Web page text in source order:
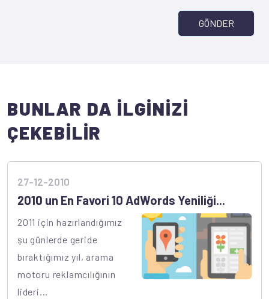
GÖNDER
BUNLAR DA İLGİNİZİ
ÇEKEBİLİR
27-12-2010
2010 un En Favori 10 AdWords Yeniliği...
2011 için hazırlandığımız
şu günlerde geride
bıraktığımız yıl, arama
motoru reklamcılığının
lideri...